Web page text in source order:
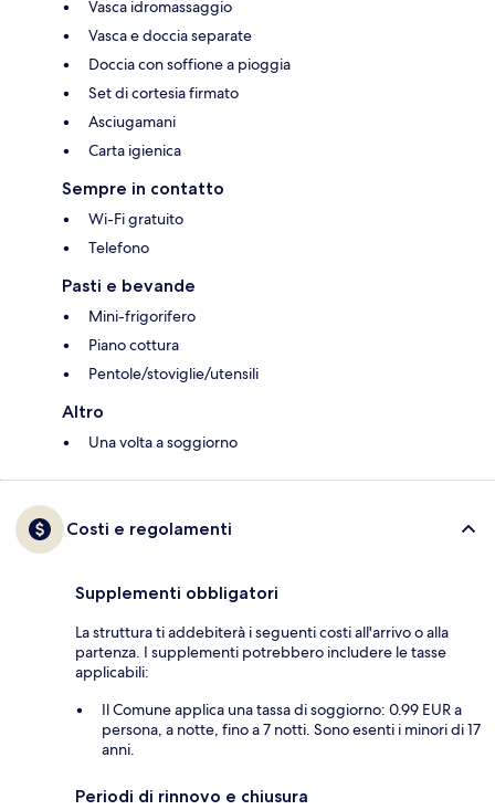
Vasca idromassaggio
Vasca e doccia separate
Doccia con soffione a pioggia
Set di cortesia firmato
Asciugamani
Carta igienica
Sempre in contatto
Wi-Fi gratuito
Telefono
Pasti e bevande
Mini-frigorifero
Piano cottura
Pentole/stoviglie/utensili
Altro
Una volta a soggiorno
Costi e regolamenti
Supplementi obbligatori
La struttura ti addebiterà i seguenti costi all'arrivo o alla
partenza. I supplementi potrebbero includere le tasse
applicabili:
Il Comune applica una tassa di soggiorno: 0.99 EUR a
persona, a notte, fino a 7 notti. Sono esenti i minori di 17
anni.
Periodi di rinnovo e chiusura